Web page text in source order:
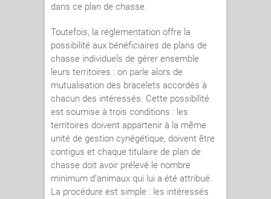
dans ce plan de chasse.
Toutefois, la réglementation offre la
possibilité aux bénéficiaires de plans de
chasse individuels de gérer ensemble
leurs territoires : on parle alors de
mutualisation des bracelets accordés à
chacun des intéressés. Cette possibilité
est soumise à trois conditions : les
territoires doivent appartenir à la même
unité de gestion cynégétique, doivent être
contigus et chaque titulaire de plan de
chasse doit avoir prélevé le nombre
minimum d’animaux qui lui a été attribué.
La procédure est simple : les intéressés